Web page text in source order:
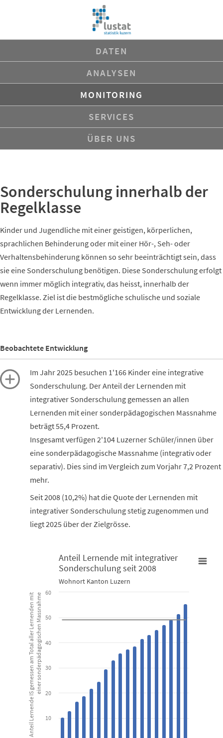
DATEN
ANALYSEN
MONITORING
SERVICES
ÜBER UNS
Sonderschulung innerhalb der
Regelklasse
Kinder und Jugendliche mit einer geistigen, körperlichen,
sprachlichen Behinderung oder mit einer Hör-, Seh- oder
Verhaltensbehinderung können so sehr beeinträchtigt sein, dass
sie eine Sonderschulung benötigen. Diese Sonderschulung erfolgt
wenn immer möglich integrativ, das heisst, innerhalb der
Regelklasse. Ziel ist die bestmögliche schulische und soziale
Entwicklung der Lernenden.
Beobachtete Entwicklung
Im Jahr 2025 besuchen 1'166 Kinder eine integrative
Sonderschulung. Der Anteil der Lernenden mit
integrativer Sonderschulung gemessen an allen
Lernenden mit einer sonderpädagogischen Massnahme
beträgt 55,4 Prozent.
Insgesamt verfügen 2'104 Luzerner Schüler/innen über
eine sonderpädagogische Massnahme (integrativ oder
separativ). Dies sind im Vergleich zum Vorjahr 7,2 Prozent
mehr.
Seit 2008 (10,2%) hat die Quote der Lernenden mit
integrativer Sonderschulung stetig zugenommen und
liegt 2025 über der Zielgrösse.
Anteil Lernende mit integrativer Sonderschulung seit 2008
Wohnort Kanton Luzern
View as data table, Anteil Lernende mit integrativer
The chart has 1 X axis displaying categories.
The chart has 1 Y axis displaying Anteil Lernende IS
Anteil Lernende IS gemessen am Total aller Lernenden miteiner sonderpädagogischen Massnahme
Anteil Lernende mit integrativer
Sonderschulung seit 2008
Wohnort Kanton Luzern
10
20
30
40
50
60